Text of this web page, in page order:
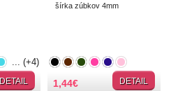
DETAIL
... (+4)
šírka zúbkov 4mm
1,44€ DETAIL
... (+10)